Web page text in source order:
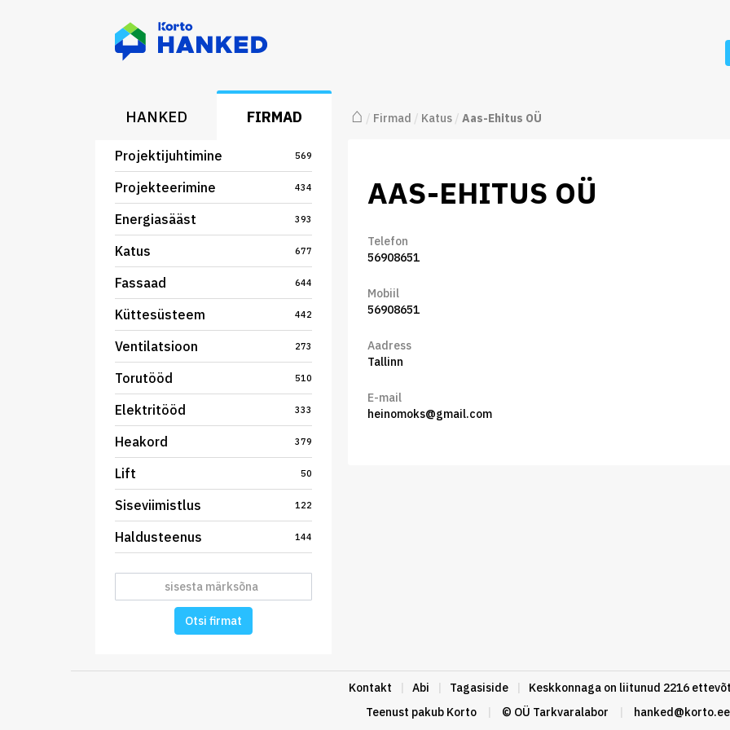
HANKED FIRMAD
Projektijuhtimine 569
Projekteerimine 434
Energiasääst 393
Katus 677
Fassaad 644
Küttesüsteem 442
Ventilatsioon 273
Torutööd 510
Elektritööd 333
Heakord 379
Lift 50
Siseviimistlus 122
Haldusteenus 144
Otsi firmat
⌂ / Firmad / Katus / Aas-Ehitus OÜ
AAS-EHITUS OÜ
Telefon
56908651
Mobiil
56908651
Aadress
Tallinn
E-mail
heinomoks@gmail.com
Kontakt | Abi | Tagasiside |
Keskkonnaga on liitunud 2216
Teenust pakub Korto | © OÜ Tarkvaralabor | hanked@korto.ee